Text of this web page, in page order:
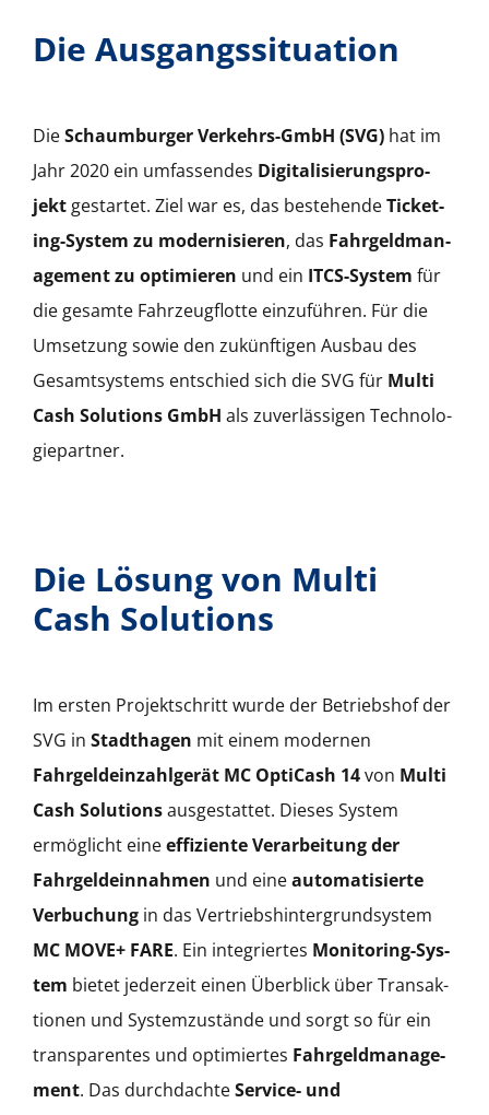
Die Ausgangssituation
DieSchaum­burg­er Verkehrs-GmbH (SVG) hat im
Jahr 2020 ein umfassendes Dig­i­tal­isierung­spro­
jekt ges­tartet. Ziel war es, das beste­hendeTick­et­
ing-Sys­tem zu mod­ernisieren, das Fahrgeld­man­
age­ment zu opti­mieren und ein ITCS-Sys­tem für
die gesamte Fahrzeugflotte einzuführen. Für die
Umset­zung sowie den zukün­fti­gen Aus­bau des
Gesamt­sys­tems entsch­ied sich die SVG für Mul­ti
Cash Solu­tions GmbH als zuver­läs­si­gen Tech­nolo­
giepart­ner.
Die Lösung von Multi
Cash Solutions
Im ersten Pro­jek­tschritt wurde der Betrieb­shof der
SVG in Stadtha­gen mit einem mod­er­nen
Fahrgeldein­zahlgerät MC Opti­Cash 14von Mul­ti
Cash Solu­tionsaus­ges­tat­tet. Dieses Sys­tem
ermöglicht eineeffiziente Ver­ar­beitung der
Fahrgeldein­nah­men und eineautoma­tisierte
Ver­buchung in das Ver­trieb­sh­in­ter­grundsys­tem
MC MOVE+ FARE. Ein inte­gri­ertes Mon­i­tor­ing-Sys­
tem bietet jed­erzeit einen Überblick über Transak­
tio­nen und Sys­temzustände und sorgt so für ein
trans­par­entes und opti­miertes Fahrgeld­man­age­
ment. Das durch­dachteSer­vice- und